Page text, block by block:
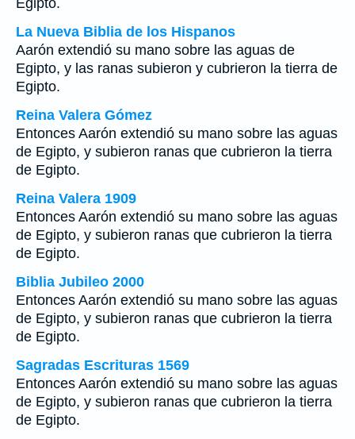
Egipto.
La Nueva Biblia de los Hispanos
Aarón extendió su mano sobre las aguas de
Egipto, y las ranas subieron y cubrieron la tierra de
Egipto.
Reina Valera Gómez
Entonces Aarón extendió su mano sobre las aguas
de Egipto, y subieron ranas que cubrieron la tierra
de Egipto.
Reina Valera 1909
Entonces Aarón extendió su mano sobre las aguas
de Egipto, y subieron ranas que cubrieron la tierra
de Egipto.
Biblia Jubileo 2000
Entonces Aarón extendió su mano sobre las aguas
de Egipto, y subieron ranas que cubrieron la tierra
de Egipto.
Sagradas Escrituras 1569
Entonces Aarón extendió su mano sobre las aguas
de Egipto, y subieron ranas que cubrieron la tierra
de Egipto.